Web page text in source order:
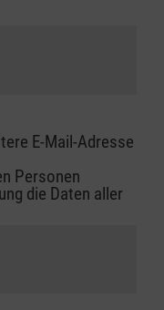
E-Mail-Adresse
Personen
die Daten aller